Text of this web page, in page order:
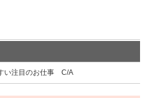
い注目のお仕事 C/A